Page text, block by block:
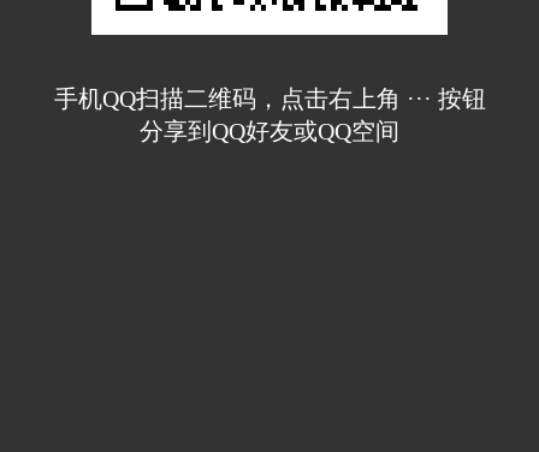
手机QQ扫描二维码，点击右上角 ··· 按钮
分享到QQ好友或QQ空间